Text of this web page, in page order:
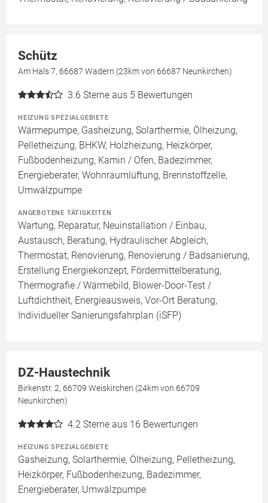
Schütz
Am Hals 7, 66687 Wadern (23km von 66687 Neunkirchen)
3.6 Sterne aus 5 Bewertungen
HEIZUNG SPEZIALGEBIETE
Wärmepumpe, Gasheizung, Solarthermie, Ölheizung,
Pelletheizung, BHKW, Holzheizung, Heizkörper,
Fußbodenheizung, Kamin / Ofen, Badezimmer,
Energieberater, Wohnraumlüftung, Brennstoffzelle,
Umwälzpumpe
ANGEBOTENE TÄTIGKEITEN
Wartung, Reparatur, Neuinstallation / Einbau,
Austausch, Beratung, Hydraulischer Abgleich,
Thermostat, Renovierung, Renovierung / Badsanierung,
Erstellung Energiekonzept, Fördermittelberatung,
Thermografie / Wärmebild, Blower-Door-Test /
Luftdichtheit, Energieausweis, Vor-Ort Beratung,
Individueller Sanierungsfahrplan (iSFP)
DZ-Haustechnik
Birkenstr. 2, 66709 Weiskirchen (24km von 66709
Neunkirchen)
4.2 Sterne aus 16 Bewertungen
HEIZUNG SPEZIALGEBIETE
Gasheizung, Solarthermie, Ölheizung, Pelletheizung,
Heizkörper, Fußbodenheizung, Badezimmer,
Energieberater, Umwälzpumpe